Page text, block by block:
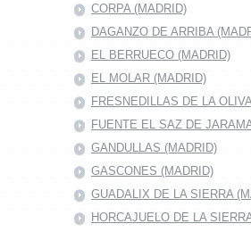
CORPA (MADRID)
DAGANZO DE ARRIBA
EL BERRUECO (MADRID)
EL MOLAR (MADRID)
FRESNEDILLAS DE LA OLIVA
FUENTE EL SAZ DE
GANDULLAS (MADRID)
GASCONES (MADRID)
GUADALIX DE LA SIERRA
HORCAJUELO DE LA